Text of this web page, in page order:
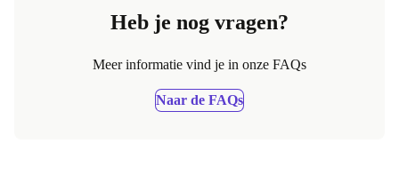
Heb je nog vragen?
Meer informatie vind je in onze FAQs
Naar de FAQs